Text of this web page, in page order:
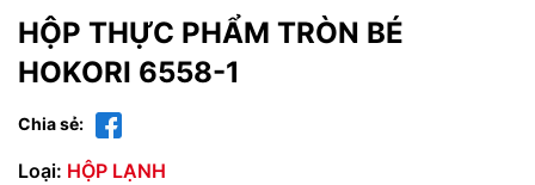
HỘP THỰC PHẨM TRÒN BÉ
HOKORI 6558-1
Chia sẻ:
Loại: HỘP LẠNH